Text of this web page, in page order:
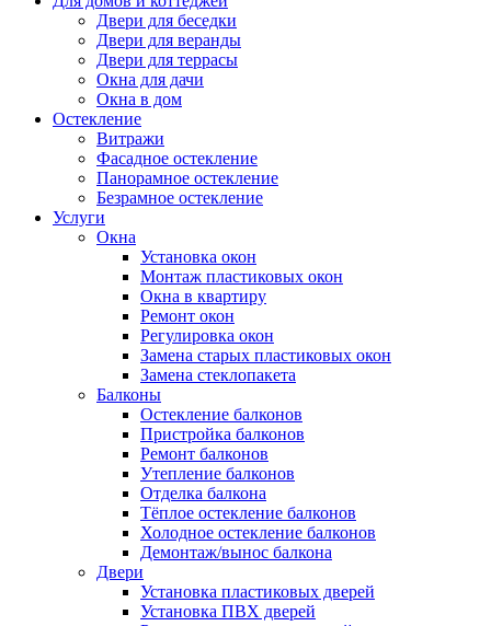
Двери для беседки
Двери для веранды
Двери для террасы
Окна для дачи
Окна в дом
Остекление
Витражи
Фасадное остекление
Панорамное остекление
Безрамное остекление
Услуги
Окна
Установка окон
Монтаж пластиковых окон
Окна в квартиру
Ремонт окон
Регулировка окон
Замена старых пластиковых окон
Замена стеклопакета
Балконы
Остекление балконов
Пристройка балконов
Ремонт балконов
Утепление балконов
Отделка балкона
Тёплое остекление балконов
Холодное остекление балконов
Демонтаж/вынос балкона
Двери
Установка пластиковых дверей
Установка ПВХ дверей